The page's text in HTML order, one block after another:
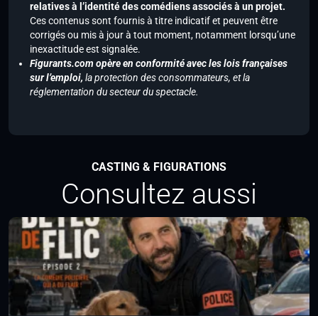
relatives à l’identité des comédiens associés à un projet.
Ces contenus sont fournis à titre indicatif et peuvent être
corrigés ou mis à jour à tout moment, notamment lorsqu’une
inexactitude est signalée.
Figurants.com opère en conformité avec les lois françaises
sur l’emploi, la protection des consommateurs, et la
réglementation du secteur du spectacle.
CASTING & FIGURATIONS
Consultez aussi